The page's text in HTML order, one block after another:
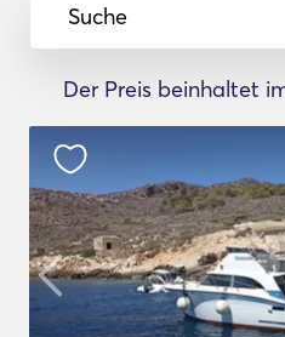
Suche
Der Preis beinhaltet